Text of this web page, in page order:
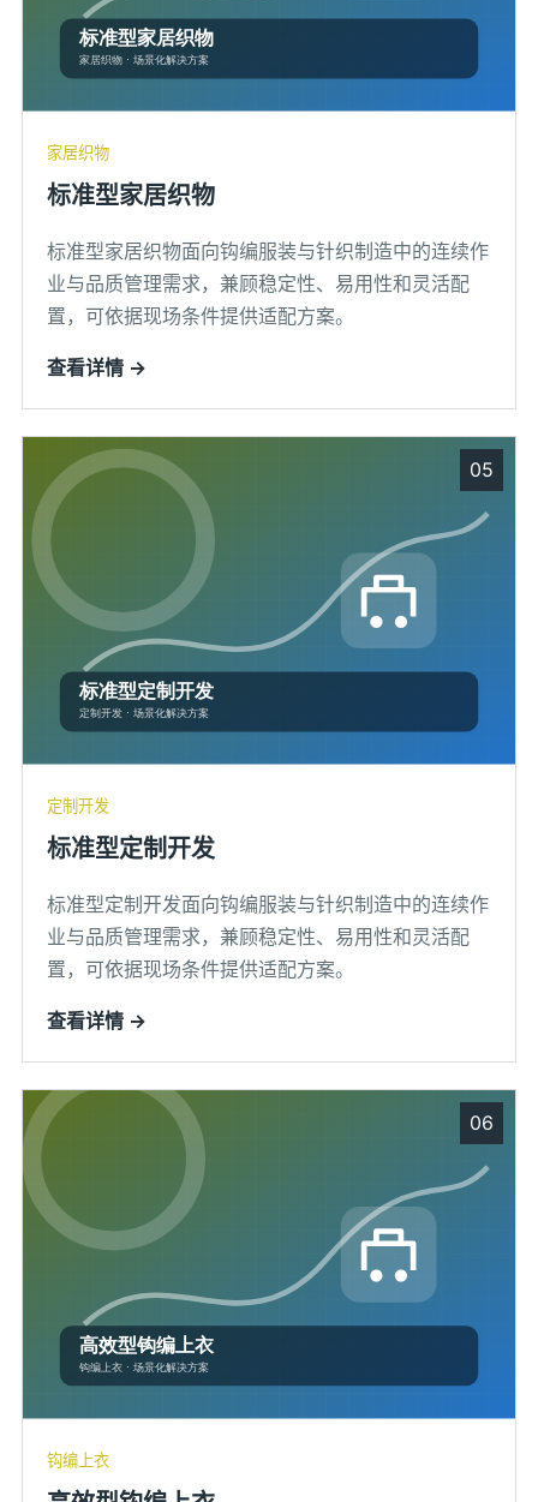
家居织物
标准型家居织物
标准型家居织物面向钩编服装与针织制造中的连续作
业与品质管理需求，兼顾稳定性、易用性和灵活配
置，可依据现场条件提供适配方案。
查看详情 →
05
定制开发
标准型定制开发
标准型定制开发面向钩编服装与针织制造中的连续作
业与品质管理需求，兼顾稳定性、易用性和灵活配
置，可依据现场条件提供适配方案。
查看详情 →
06
钩编上衣